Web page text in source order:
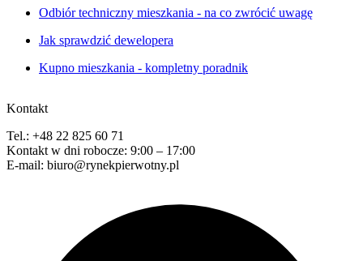
Odbiór techniczny mieszkania - na co zwrócić uwagę
Jak sprawdzić dewelopera
Kupno mieszkania - kompletny poradnik
Kontakt
Tel.: +48 22 825 60 71
Kontakt w dni robocze: 9:00 – 17:00
E-mail: biuro@rynekpierwotny.pl